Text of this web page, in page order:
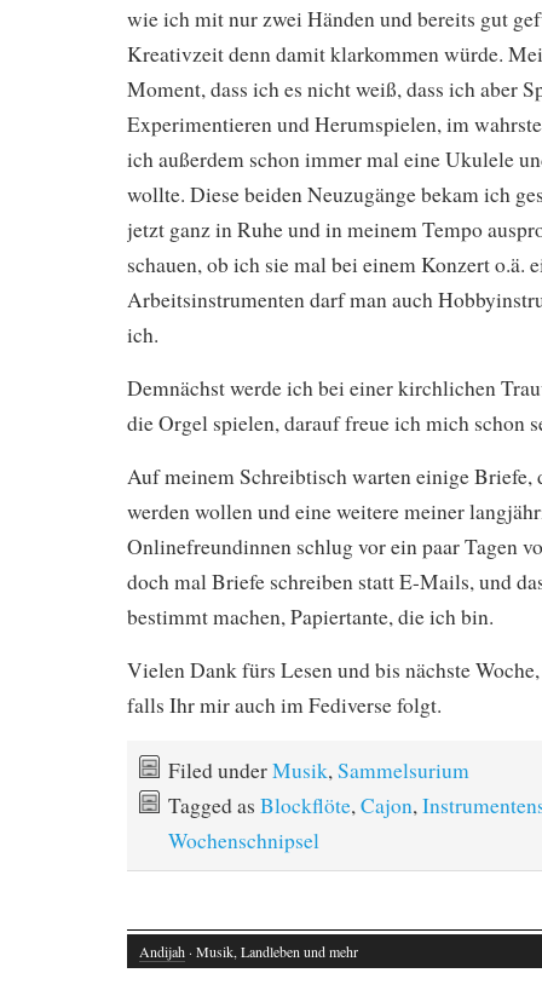
wie ich mit nur zwei Händen und bereits gut
Kreativzeit denn damit klarkommen würde.
Moment, dass ich es nicht weiß, dass ich aber
Experimentieren und Herumspielen, im
ich außerdem schon immer mal eine Ukulele
wollte. Diese beiden Neuzugänge bekam ich
jetzt ganz in Ruhe und in meinem Tempo
schauen, ob ich sie mal bei einem Konzert o.ä.
Arbeitsinstrumenten darf man auch
ich.
Demnächst werde ich bei einer kirchlichen
die Orgel spielen, darauf freue ich mich schon
Auf meinem Schreibtisch warten einige Briefe,
werden wollen und eine weitere meiner
Onlinefreundinnen schlug vor ein paar Tagen
doch mal Briefe schreiben statt E-Mails, und
bestimmt machen, Papiertante, die ich bin.
Vielen Dank fürs Lesen und bis nächste
falls Ihr mir auch im Fediverse folgt.
Filed underMusik,Sammelsurium
Tagged as Blockflöte,Cajon,
Wochenschnipsel
Andijah · Musik, Landleben und mehr